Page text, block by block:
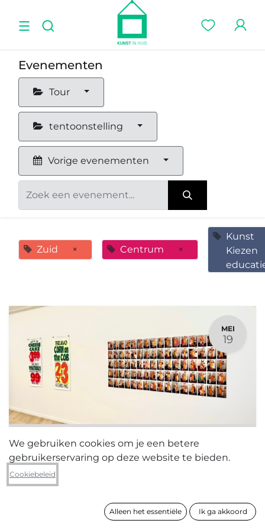
Evenementen
Tour
tentoonstelling
Vorige evenementen
Zuid × Centrum ×
Kunst
Kiezen
MEI
19
Gallery Hopping Tours - CENTRUM
19 mei 2024-16:00(Europe/Brussels)
Centrum
Registraties gesloten
We gebruiken cookies om je een betere
gebruikerservaring op deze website te bieden.
Cookiebeleid
Alleen het essentiële Ik ga akkoord